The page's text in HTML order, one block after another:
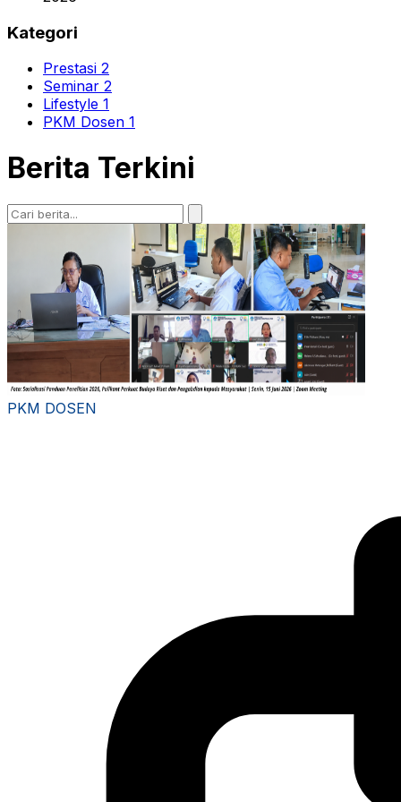
Kategori
Prestasi 2
Seminar 2
Lifestyle 1
PKM Dosen 1
Berita Terkini
PKM DOSEN